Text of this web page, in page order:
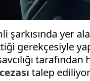
şarkısında yer
gerekçesiyle
tarafından
talep